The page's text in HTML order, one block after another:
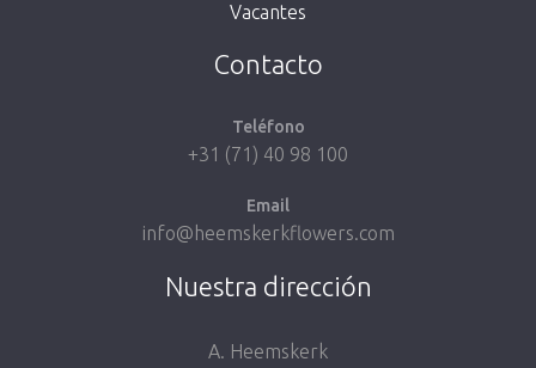
Volver a la tienda
Vacantes
Contacto
Teléfono
+31 (71) 40 98 100
Email
info@heemskerkflowers.com
Nuestra dirección
A. Heemskerk